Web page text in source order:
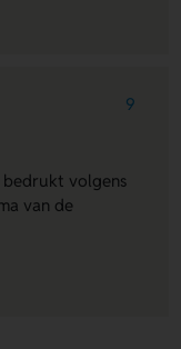
9
volgens
van de